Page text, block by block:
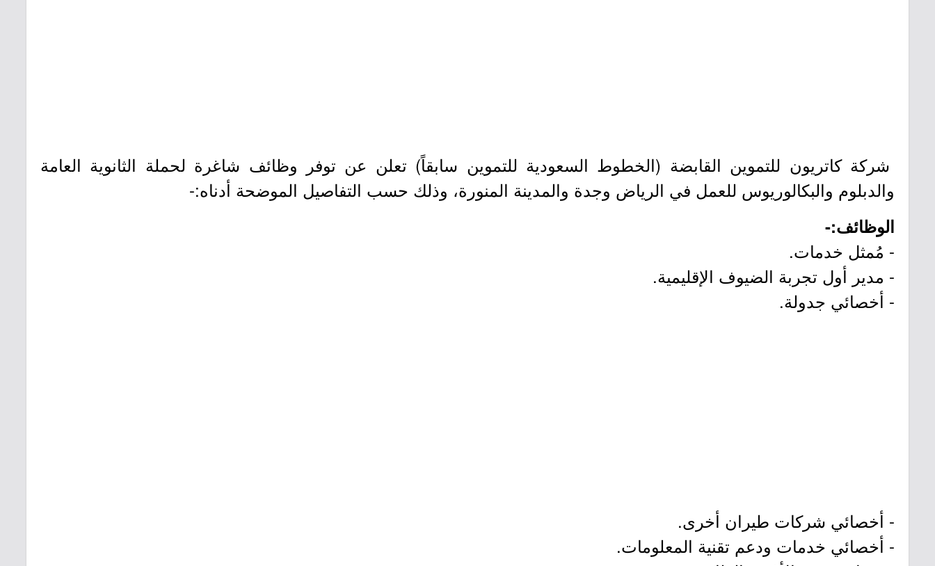
شركة كاتريون للتموين القابضة (الخطوط السعودية للتموين سابقاً) تعلن عن توفر وظائف شاغرة لحملة الثانوية العامة
والدبلوم والبكالوريوس للعمل في الرياض وجدة والمدينة المنورة، وذلك حسب التفاصيل الموضحة أدناه:-
الوظائف:-
- مُمثل خدمات.
- مدير أول تجربة الضيوف الإقليمية.
- أخصائي جدولة.
- أخصائي شركات طيران أخرى.
- أخصائي خدمات ودعم تقنية المعلومات.